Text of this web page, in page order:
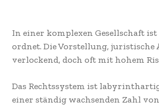
In einer komplexen Gesellschaft ist
ordnet. Die Vorstellung, juristische
verlockend, doch oft mit hohem
Das Rechtssystem ist
einer ständig wachsenden Zahl